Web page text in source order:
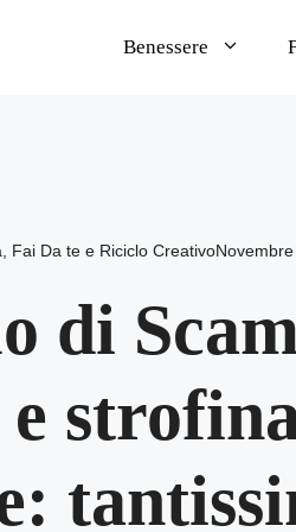
Benessere
Fai Da te e Riciclo Creativo
di